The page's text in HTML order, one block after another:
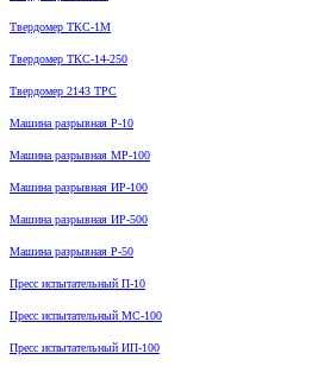
Твердомер ТКС-1М
Твердомер ТКС-14-250
Твердомер 2143 ТРС
Машина разрывная Р-10
Машина разрывная МР-100
Машина разрывная ИР-100
Машина разрывная ИР-500
Машина разрывная Р-50
Пресс испытательный П-10
Пресс испытательный МС-100
Пресс испытательный ИП-100